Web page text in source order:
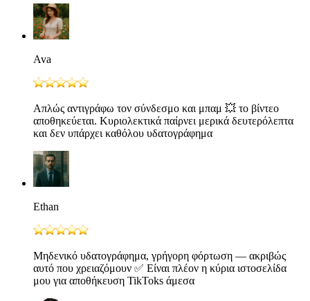
Ava
Απλώς αντιγράφω τον σύνδεσμο και μπαμ 💥 το βίντεο
αποθηκεύεται. Κυριολεκτικά παίρνει μερικά δευτερόλεπτα
και δεν υπάρχει καθόλου υδατογράφημα
Ethan
Μηδενικό υδατογράφημα, γρήγορη φόρτωση — ακριβώς
αυτό που χρειαζόμουν ✅ Είναι πλέον η κύρια ιστοσελίδα
μου για αποθήκευση TikToks άμεσα